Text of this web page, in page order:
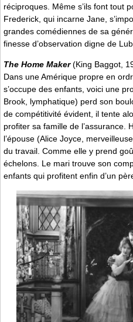
réciproques. Même s’ils font tout
Frederick, qui incarne Jane,
grandes comédiennes de sa
finesse d’observation digne de
The Home Maker (King Baggot,
Dans une Amérique propre en
s’occupe des enfants, voici une
Brook, lymphatique) perd son
de compétitivité évident, il tente
profiter sa famille de l’assurance.
l’épouse (Alice Joyce,
du travail. Comme elle y prend
échelons. Le mari trouve son
enfants qui profitent enfin d’un